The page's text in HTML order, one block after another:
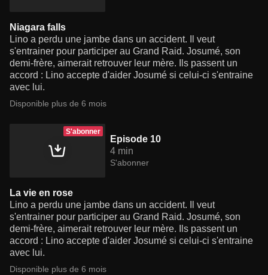
Niagara falls
Lino a perdu une jambe dans un accident. Il veut
s'entrainer pour participer au Grand Raid. Josumé, son
demi-frère, aimerait retrouver leur mère. Ils passent un
accord : Lino accepte d'aider Josumé si celui-ci s'entraine
avec lui.
Disponible plus de 6 mois
S'abonner
Episode 10
4 min
S'abonner
La vie en rose
Lino a perdu une jambe dans un accident. Il veut
s'entrainer pour participer au Grand Raid. Josumé, son
demi-frère, aimerait retrouver leur mère. Ils passent un
accord : Lino accepte d'aider Josumé si celui-ci s'entraine
avec lui.
Disponible plus de 6 mois